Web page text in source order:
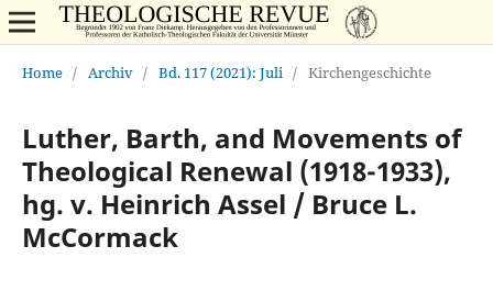
Home / Archiv / Bd. 117 (2021): Juli / Kirchengeschichte
Luther, Barth, and Movements of
Theological Renewal (1918-1933),
hg. v. Heinrich Assel / Bruce L.
McCormack